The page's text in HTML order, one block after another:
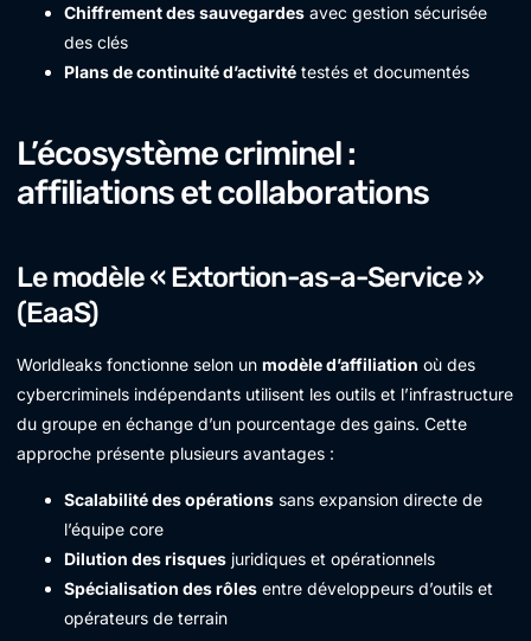
Chiffrement des sauvegardes avec gestion sécurisée
des clés
Plans de continuité d’activité testés et documentés
L’écosystème criminel :
affiliations et collaborations
Le modèle « Extortion-as-a-Service »
(EaaS)
Worldleaks fonctionne selon un modèle d’affiliation où des
cybercriminels indépendants utilisent les outils et l’infrastructure
du groupe en échange d’un pourcentage des gains. Cette
approche présente plusieurs avantages :
Scalabilité des opérations sans expansion directe de
l’équipe core
Dilution des risques juridiques et opérationnels
Spécialisation des rôles entre développeurs d’outils et
opérateurs de terrain